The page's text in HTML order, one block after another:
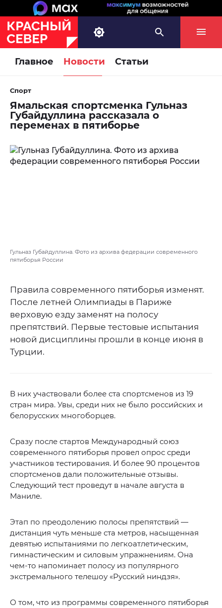
Главное Новости Статьи
Спорт
Ямальская спортсменка Гульназ
Губайдуллина рассказала о
переменах в пятиборье
Гульназ Губайдуллина. Фото из архива федерации современного
пятиборья России
Правила современного пятиборья изменят.
После летней Олимпиады в Париже
верховую езду заменят на полосу
препятствий. Первые тестовые испытания
новой дисциплины прошли в конце июня в
Турции.
В них участвовали более ста спортсменов из 19
стран мира. Увы, среди них не было российских и
белорусских многоборцев.
Сразу после стартов Международный союз
современного пятиборья провел опрос среди
участников тестирования. И более 90 процентов
спортсменов дали положительные отзывы.
Следующий тест проведут в начале августа в
Маниле.
Этап по преодолению полосы препятствий —
дистанция чуть меньше ста метров, насыщенная
девятью испытаниями по легкоатлетическим,
гимнастическим и силовым упражнениям. Она
чем-то напоминает полосу из популярного
экстремального телешоу «Русский ниндзя».
О том, что из программы современного пятиборья